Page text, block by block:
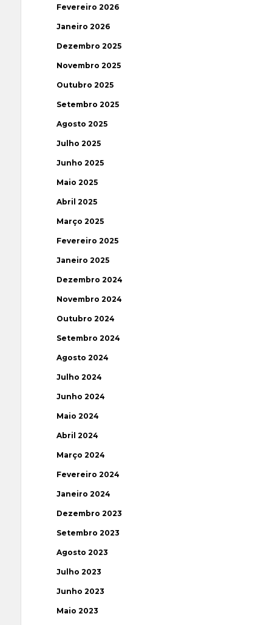
Fevereiro 2026
Janeiro 2026
Dezembro 2025
Novembro 2025
Outubro 2025
Setembro 2025
Agosto 2025
Julho 2025
Junho 2025
Maio 2025
Abril 2025
Março 2025
Fevereiro 2025
Janeiro 2025
Dezembro 2024
Novembro 2024
Outubro 2024
Setembro 2024
Agosto 2024
Julho 2024
Junho 2024
Maio 2024
Abril 2024
Março 2024
Fevereiro 2024
Janeiro 2024
Dezembro 2023
Setembro 2023
Agosto 2023
Julho 2023
Junho 2023
Maio 2023